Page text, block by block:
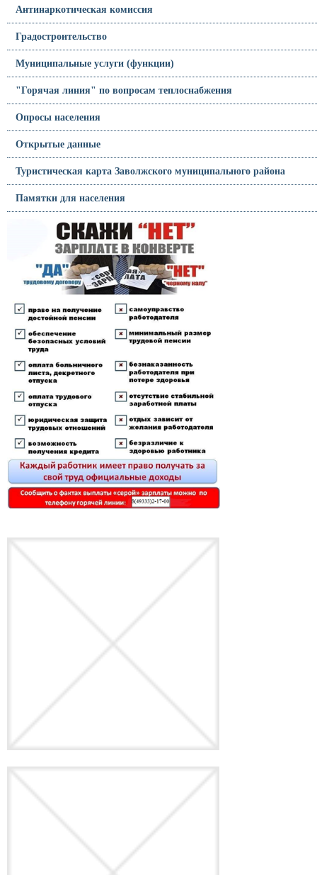
Антинаркотическая комиссия
Градостроительство
Муниципальные услуги (функции)
"Горячая линия" по вопросам теплоснабжения
Опросы населения
Открытые данные
Туристическая карта Заволжского муниципального района
Памятки для населения